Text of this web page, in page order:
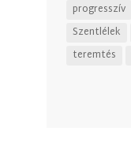
progresszív
Szentlélek
teremtés